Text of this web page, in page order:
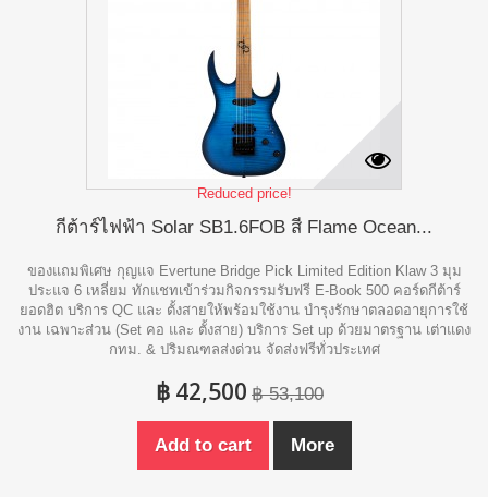
Reduced price!
กีต้าร์ไฟฟ้า Solar SB1.6FOB สี Flame Ocean...
ของแถมพิเศษ กุญแจ Evertune Bridge Pick Limited Edition Klaw 3 มุม
ประแจ 6 เหลี่ยม ทักแชทเข้าร่วมกิจกรรมรับฟรี E-Book 500 คอร์ดกีต้าร์
ยอดฮิต บริการ QC และ ตั้งสายให้พร้อมใช้งาน บำรุงรักษาตลอดอายุการใช้
งาน เฉพาะส่วน (Set คอ และ ตั้งสาย) บริการ Set up ด้วยมาตรฐาน เต่าแดง
กทม. & ปริมณฑลส่งด่วน จัดส่งฟรีทั่วประเทศ
฿ 42,500 ฿ 53,100
Add to cart More